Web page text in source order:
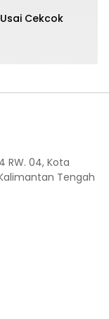
Cekcok
RW. 04, Kota
Tengah